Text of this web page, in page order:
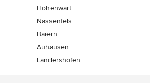
Hohenwart
Nassenfels
Baiern
Auhausen
Landershofen